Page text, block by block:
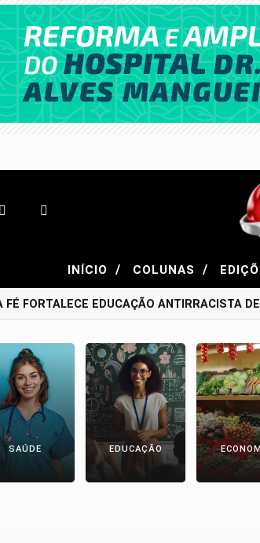
INÍCIO / COLUNAS /
FORTALECE EDUCAÇÃO ANTIRRACISTA
SAÚDE EDUCAÇÃO